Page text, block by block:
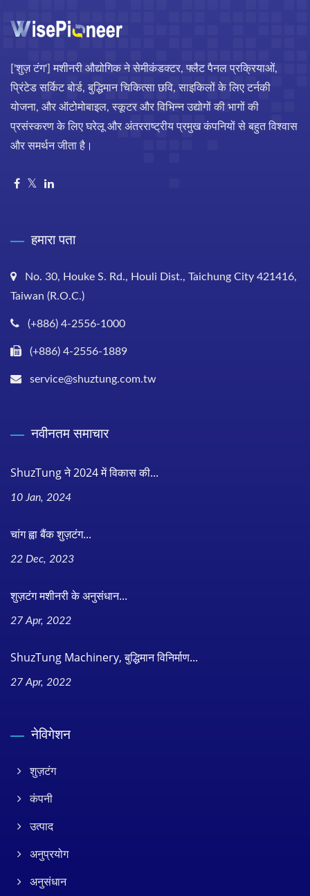
['शुज़ टंग'] मशीनरी औद्योगिक ने सेमीकंडक्टर, फ्लैट पैनल प्रक्रियाओं,
प्रिंटेड सर्किट बोर्ड, बुद्धिमान चिकित्सा छवि, साइकिलों के लिए टर्नकी
योजना, और ऑटोमोबाइल, स्कूटर और विभिन्न उद्योगों की भागों की
प्रसंस्करण के लिए घरेलू और अंतरराष्ट्रीय प्रमुख कंपनियों से बहुत विश्वास
और समर्थन जीता है।
हमारा पता
No. 30, Houke S. Rd., Houli Dist., Taichung City 421416,
Taiwan (R.O.C.)
(+886) 4-2556-1000
(+886) 4-2556-1889
service@shuztung.com.tw
नवीनतम समाचार
ShuzTung ने 2024 में विकास की...
10 Jan, 2024
चांग ह्वा बैंक शुज़टंग...
22 Dec, 2023
शुज़टंग मशीनरी के अनुसंधान...
27 Apr, 2022
ShuzTung Machinery, बुद्धिमान विनिर्माण...
27 Apr, 2022
नेविगेशन
शुज़टंग
कंपनी
उत्पाद
अनुप्रयोग
अनुसंधान